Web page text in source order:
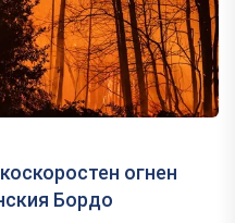
огнен
Бордо